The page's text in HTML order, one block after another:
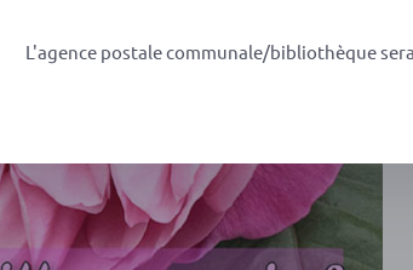
L'agence postale communale/bibliothèque